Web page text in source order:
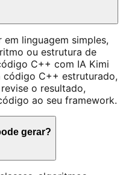
linguagem simples,
ou estrutura de
C++ com IA Kimi
código C++ estruturado,
o resultado,
ao seu framework.
gerar?